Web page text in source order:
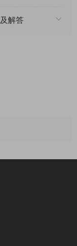
解答